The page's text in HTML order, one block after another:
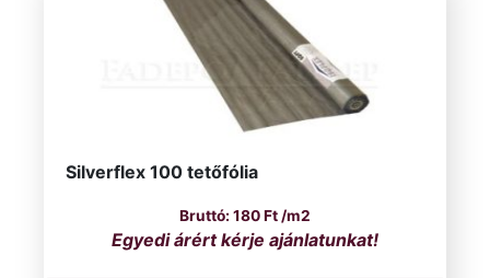
Silverflex 100 tetőfólia
180Ft /m2